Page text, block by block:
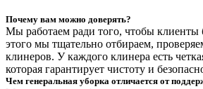
Почему вам можно доверять?
Мы работаем ради того, чтобы
этого мы тщательно отбираем,
клинеров. У каждого клинера есть
которая гарантирует чистоту и
Чем генеральная уборка отличается от